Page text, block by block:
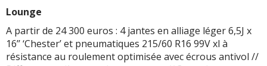
Lounge
A partir de 24 300 euros : 4 jantes en alliage léger 6,5J x
16’’ ‘Chester’ et pneumatiques 215/60 R16 99V xl à
résistance au roulement optimisée avec écrous antivol //